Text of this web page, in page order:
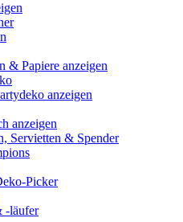
& Papiere anzeigen
anzeigen
anzeigen
Servietten & Spender
Picker
-läufer